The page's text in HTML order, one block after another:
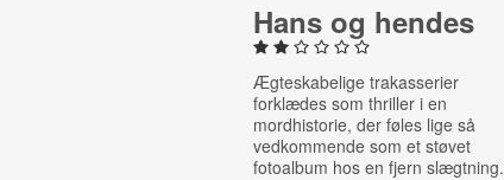
Hans og hendes
Ægteskabelige trakasserier
forklædes som thriller i en
mordhistorie, der føles lige så
vedkommende som et støvet
fotoalbum hos en fjern slægtning.